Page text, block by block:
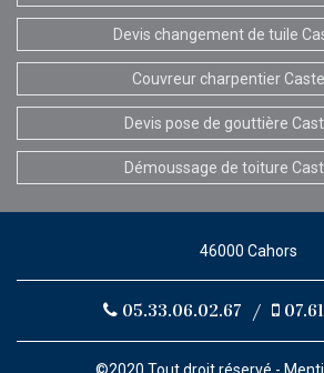
Devis changement de tuile
Couvreur charpentier
Devis pose de gouttière
Démoussage de toiture
46000 Cahors
05.33.06.02.67 /